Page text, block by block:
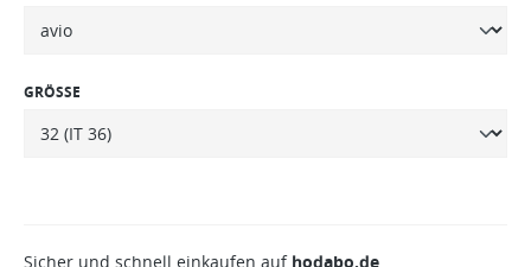
GRÖSSE
Sicher und schnell einkaufen auf hodabo.de